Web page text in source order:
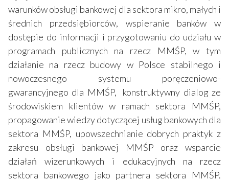
warunków obsługi bankowej dla sektora mikro, małych i
średnich przedsiębiorców, wspieranie banków w
dostępie do informacji i przygotowaniu do udziału w
programach publicznych na rzecz MMŚP, w tym
działanie na rzecz budowy w Polsce stabilnego i
nowoczesnego systemu poręczeniowo-
gwarancyjnego dla MMŚP, konstruktywny dialog ze
środowiskiem klientów w ramach sektora MMŚP,
propagowanie wiedzy dotyczącej usług bankowych dla
sektora MMŚP, upowszechnianie dobrych praktyk z
zakresu obsługi bankowej MMŚP oraz wsparcie
działań wizerunkowych i edukacyjnych na rzecz
sektora bankowego jako partnera sektora MMŚP.